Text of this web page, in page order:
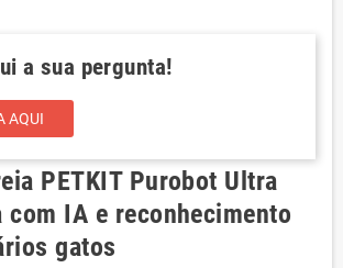
a sua pergunta!
AQUI
PETKIT Purobot Ultra
com IA e reconhecimento
gatos